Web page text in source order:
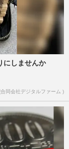
にしませんか
合同会社デジタルファーム )